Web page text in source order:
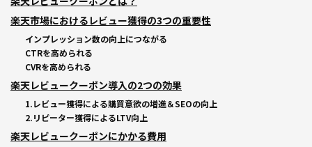
楽天市場におけるレビュー獲得の3つの重要性
インプレッション数の向上につながる
CTRを高められる
CVRを高められる
楽天レビュークーポン導入の2つの効果
1.レビュー獲得による購買意欲の増進＆SEOの向上
2.リピーター獲得によるLTV向上
楽天レビュークーポンにかかる費用